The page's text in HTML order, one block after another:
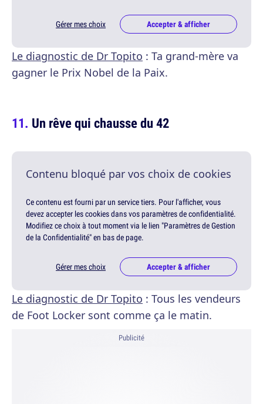
Gérer mes choix Accepter & afficher
Le diagnostic de Dr Topito : Ta grand-mère va
gagner le Prix Nobel de la Paix.
Un rêve qui chausse du 42
Contenu bloqué par vos choix de cookies
Ce contenu est fourni par un service tiers. Pour l'afficher, vous
devez accepter les cookies dans vos paramètres de confidentialité.
Modifiez ce choix à tout moment via le lien "Paramètres de Gestion
de la Confidentialité" en bas de page.
Gérer mes choix Accepter & afficher
Le diagnostic de Dr Topito : Tous les vendeurs
de Foot Locker sont comme ça le matin.
Publicité